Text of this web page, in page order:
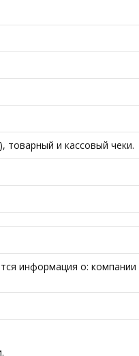
товарный и кассовый чеки.
информация о: компании